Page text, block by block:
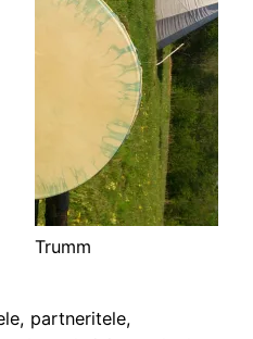
Trumm
partneritele,